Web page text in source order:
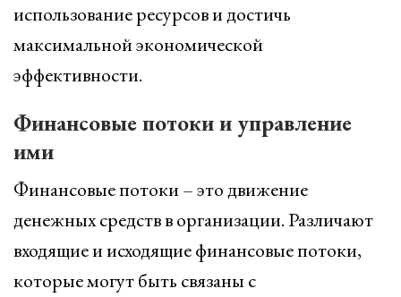
использование ресурсов и достичь
максимальной экономической
эффективности.
Финансовые потоки и управление
ими
Финансовые потоки – это движение
денежных средств в организации. Различают
входящие и исходящие финансовые потоки,
которые могут быть связаны с